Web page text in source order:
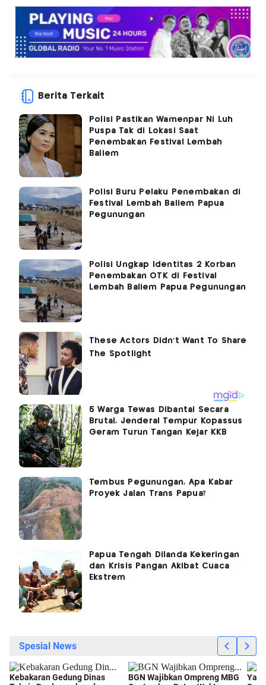
Berita Terkait
Polisi Pastikan Wamenpar Ni Luh
Puspa Tak di Lokasi Saat
Penembakan Festival Lembah
Baliem
Polisi Buru Pelaku Penembakan di
Festival Lembah Baliem Papua
Pegunungan
Polisi Ungkap Identitas 2 Korban
Penembakan OTK di Festival
Lembah Baliem Papua Pegunungan
5 Warga Tewas Dibantai Secara
Brutal, Jenderal Tempur Kopassus
Geram Turun Tangan Kejar KKB
Tembus Pegunungan, Apa Kabar
Proyek Jalan Trans Papua?
Papua Tengah Dilanda Kekeringan
dan Krisis Pangan Akibat Cuaca
Ekstrem